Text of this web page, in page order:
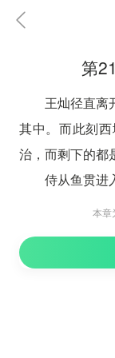
第
王灿径直离
其中。而此刻
治，而剩下的都
侍从鱼贯进
所有的菜
椒、花生、萝卜
本章